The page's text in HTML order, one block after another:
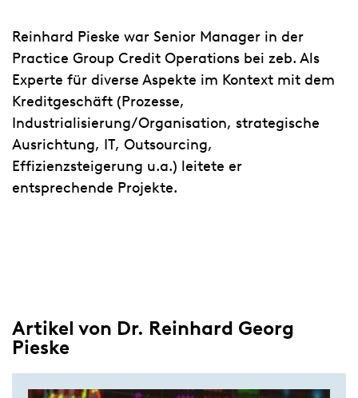
Reinhard Pieske war Senior Manager in der
Practice Group Credit Operations bei zeb. Als
Experte für diverse Aspekte im Kontext mit dem
Kreditgeschäft (Prozesse,
Industrialisierung/Organisation, strategische
Ausrichtung, IT, Outsourcing,
Effizienzsteigerung u.a.) leitete er
entsprechende Projekte.
Artikel von Dr. Reinhard Georg
Pieske